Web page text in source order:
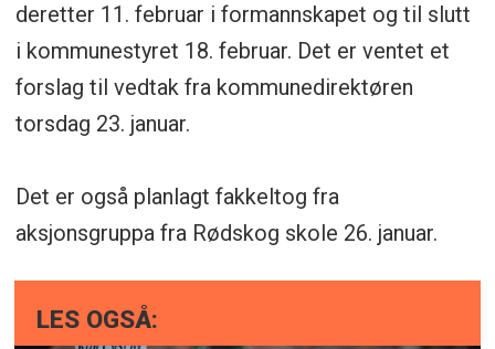
deretter 11. februar i formannskapet og til slutt
i kommunestyret 18. februar. Det er ventet et
forslag til vedtak fra kommunedirektøren
torsdag 23. januar.
Det er også planlagt fakkeltog fra
aksjonsgruppa fra Rødskog skole 26. januar.
LES OGSÅ: